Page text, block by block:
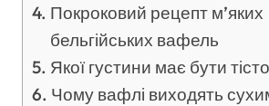
Покроковий рецепт м’яких
бельгійських вафель
Якої густини має бути тісто
Чому вафлі виходять